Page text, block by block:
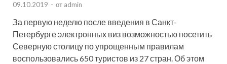
09.10.2019 - от admin
За первую неделю после введения в Санкт-
Петербурге электронных виз возможностью посетить
Северную столицу по упрощенным правилам
воспользовались 650 туристов из 27 стран. Об этом